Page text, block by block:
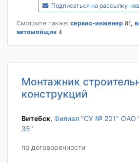
Подписаться на рассылку
Смотрите также: сервис-инженер 81,
автомойщик 4
Монтажник
конструкций
Витебск‎, Филиал "СУ № 201" ОАО
35"
по договоренности